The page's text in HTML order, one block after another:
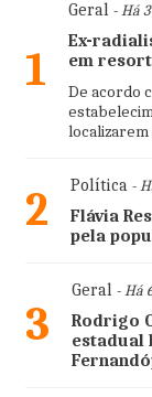
1
Geral- Há 3
Ex-
em
De acordo
localizarem
2 Política-
Flávia
pela
3
Geral- Há
Rodrigo
estadual